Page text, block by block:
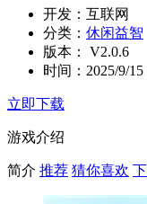
开发： 互联网
分类： 休闲益智
版本：
V2.0.6
时间： 2025/9/15
立即下载
游戏介绍
简介 推荐 猜你喜欢